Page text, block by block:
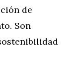
de
Son